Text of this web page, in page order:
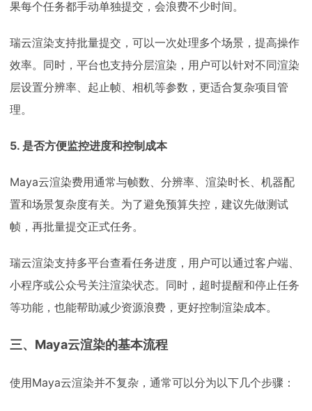
果每个任务都手动单独提交，会浪费不少时间。
瑞云渲染支持批量提交，可以一次处理多个场景，提高操作
效率。同时，平台也支持分层渲染，用户可以针对不同渲染
层设置分辨率、起止帧、相机等参数，更适合复杂项目管
理。
5. 是否方便监控进度和控制成本
Maya云渲染费用通常与帧数、分辨率、渲染时长、机器配
置和场景复杂度有关。为了避免预算失控，建议先做测试
帧，再批量提交正式任务。
瑞云渲染支持多平台查看任务进度，用户可以通过客户端、
小程序或公众号关注渲染状态。同时，超时提醒和停止任务
等功能，也能帮助减少资源浪费，更好控制渲染成本。
三、Maya云渲染的基本流程
使用Maya云渲染并不复杂，通常可以分为以下几个步骤：